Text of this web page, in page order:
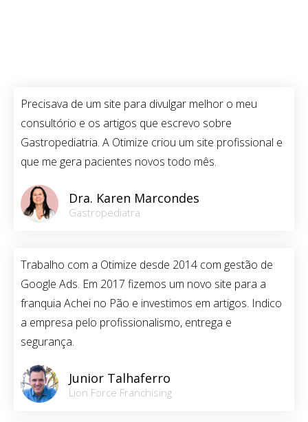
Precisava de um site para divulgar melhor o meu
consultório e os artigos que escrevo sobre
Gastropediatria. A Otimize criou um site profissional e
que me gera pacientes novos todo mês.
Dra. Karen Marcondes
Gastropediatra
Trabalho com a Otimize desde 2014 com gestão de
Google Ads. Em 2017 fizemos um novo site para a
franquia Achei no Pão e investimos em artigos. Indico
a empresa pelo profissionalismo, entrega e
segurança.
Junior Talhaferro
Lion Force Franchising